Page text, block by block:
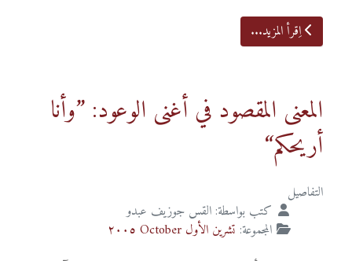
اِقرأ المزيد...
المعنى المقصود في أغنى الوعود: ”وأنا
أريحكم“
التفاصيل
كتب بواسطة: القس جوزيف عبدو
المجموعة: تشرين الأول October ٢٠٠٥